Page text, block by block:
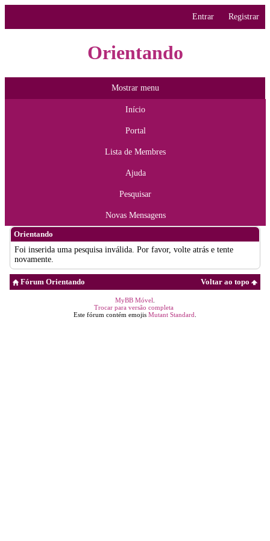
Entrar Registrar
Orientando
Mostrar menu
Início
Portal
Lista de Membres
Ajuda
Pesquisar
Novas Mensagens
Orientando
Foi inserida uma pesquisa inválida. Por favor, volte atrás e tente
novamente.
Voltar ao topo
Fórum Orientando
MyBB Móvel
Trocar para versão completa
Este fórum contém emojis Mutant Standard